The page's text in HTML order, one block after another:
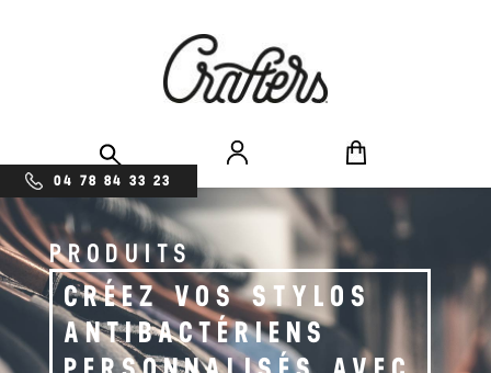
04 78 84 33 23
PRODUITS
CRÉEZ VOS STYLOS
ANTIBACTÉRIENS